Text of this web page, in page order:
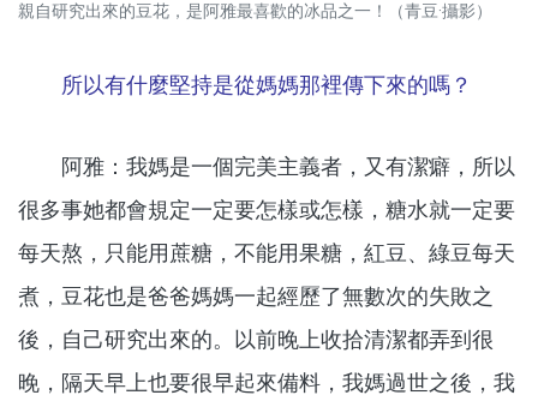
親自研究出來的豆花，是阿雅最喜歡的冰品之一！（青豆·攝影）
所以有什麼堅持是從媽媽那裡傳下來的嗎？
阿雅：我媽是一個完美主義者，又有潔癖，所以
很多事她都會規定一定要怎樣或怎樣，糖水就一定要
每天熬，只能用蔗糖，不能用果糖，紅豆、綠豆每天
煮，豆花也是爸爸媽媽一起經歷了無數次的失敗之
後，自己研究出來的。以前晚上收拾清潔都弄到很
晚，隔天早上也要很早起來備料，我媽過世之後，我